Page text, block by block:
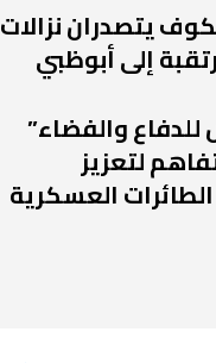
يتصدران نزالات
للدفاع والفضاء”
لتعزيز
العسكرية